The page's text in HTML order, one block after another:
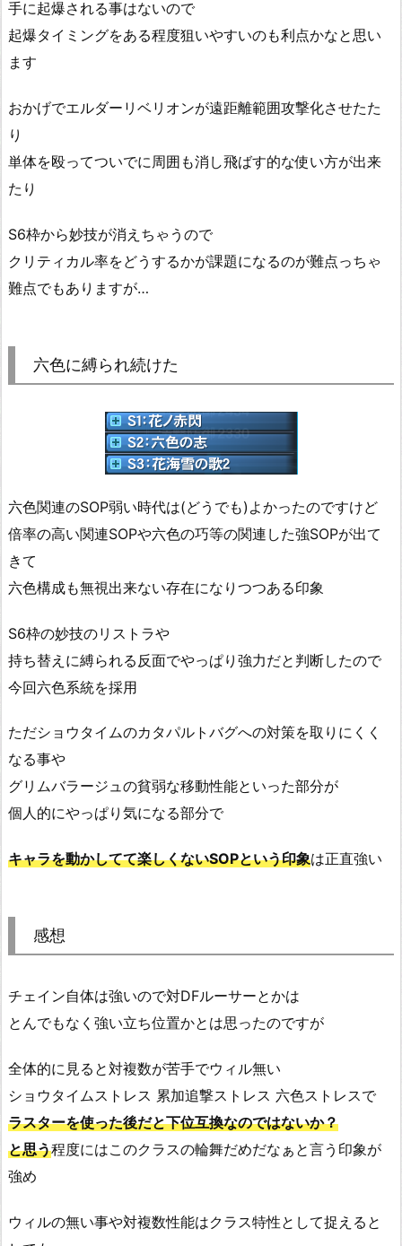
手に起爆される事はないので
起爆タイミングをある程度狙いやすいのも利点かなと思い
ます
おかげでエルダーリベリオンが遠距離範囲攻撃化させたた
り
単体を殴ってついでに周囲も消し飛ばす的な使い方が出来
たり
S6枠から妙技が消えちゃうので
クリティカル率をどうするかが課題になるのが難点っちゃ
難点でもありますが…
六色に縛られ続けた
六色関連のSOP弱い時代は(どうでも)よかったのですけど
倍率の高い関連SOPや六色の巧等の関連した強SOPが出て
きて
六色構成も無視出来ない存在になりつつある印象
S6枠の妙技のリストラや
持ち替えに縛られる反面でやっぱり強力だと判断したので
今回六色系統を採用
ただショウタイムのカタパルトバグへの対策を取りにくく
なる事や
グリムバラージュの貧弱な移動性能といった部分が
個人的にやっぱり気になる部分で
キャラを動かしてて楽しくないSOPという印象は正直強い
感想
チェイン自体は強いので対DFルーサーとかは
とんでもなく強い立ち位置かとは思ったのですが
全体的に見ると対複数が苦手でウィル無い
ショウタイムストレス 累加追撃ストレス 六色ストレスで
ラスターを使った後だと下位互換なのではないか？
と思う程度にはこのクラスの輪舞だめだなぁと言う印象が
強め
ウィルの無い事や対複数性能はクラス特性として捉えると